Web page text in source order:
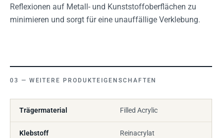
Reflexionen auf Metall- und Kunststoffoberflächen zu
minimieren und sorgt für eine unauffällige Verklebung.
WEITERE PRODUKTEIGENSCHAFTEN
Trägermaterial Filled Acrylic
Klebstoff Reinacrylat